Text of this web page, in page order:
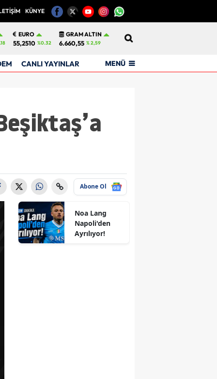
KÜNYE
EURO
55,2510 %0.32
GRAM ALTIN
6.660,55 % 2,59
CANLI YAYINLAR MENÜ
Abone Ol
Noa Lang
Napoli'den
Ayrılıyor!